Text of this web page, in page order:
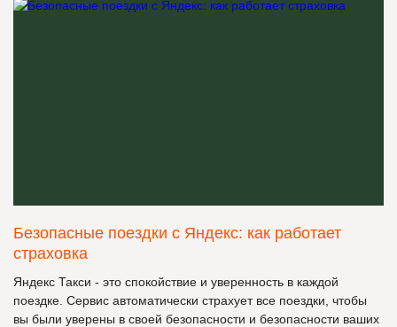
Безопасные поездки с Яндекс: как работает
страховка
Яндекс Такси - это спокойствие и уверенность в каждой
поездке. Сервис автоматически страхует все поездки, чтобы
вы были уверены в своей безопасности и безопасности ваших